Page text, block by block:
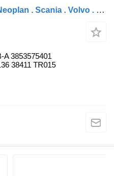
Полуоска Mercedes-Benz Neoplan . Scania . Volvo . Man A9493570201 M3206 за автобус MAN Daf . Volvo/ Scania / Neoplan
A 3853575401
38411 TR015